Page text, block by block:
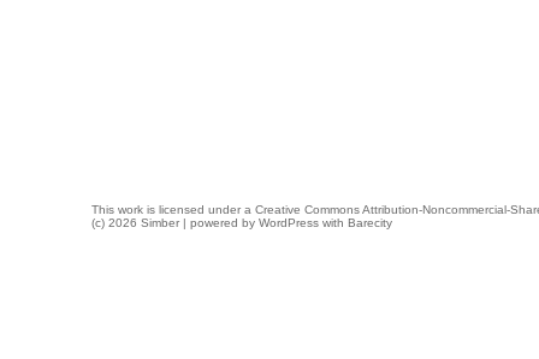
This work is licensed under a Creative Commons Attribution-Noncommercial-
(c) 2026 Simber | powered by WordPress with Barecity